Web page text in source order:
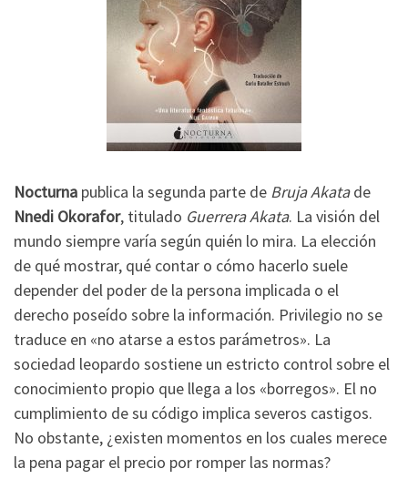
Nocturna publica la segunda parte de Bruja Akatade
Nnedi Okorafor, titulado Guerrera Akata. La visión del
mundo siempre varía según quién lo mira. La elección
de qué mostrar, qué contar o cómo hacerlo suele
depender del poder de la persona implicada o el
derecho poseído sobre la información. Privilegio no se
traduce en «no atarse a estos parámetros». La
sociedad leopardo sostiene un estricto control sobre el
conocimiento propio que llega a los «borregos». El no
cumplimiento de su código implica severos castigos.
No obstante, ¿existen momentos en los cuales merece
la pena pagar el precio por romper las normas?